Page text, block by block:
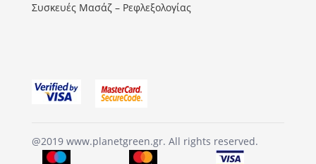
Συσκευές Μασάζ – Ρεφλεξολογίας
@2019 www.planetgreen.gr. All rights reserved.